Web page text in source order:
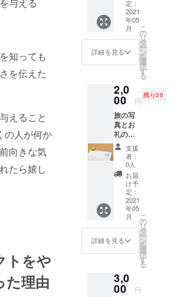
知っても
を伝えた
えること
の人が何か
向きな気
たら嬉し
トをや
た理由
お名前
をご記
入くだ
さい。
ム）を
記載。
移動す
る際
は、プ
レート
を持っ
て移動
す。 そ
のプ
レート
にお名
前を記
載しま
す。 備
考欄に
お名前
を入力
してく
ださ
い。 ※
支援
時、必
ず備考
欄にご
入くだ
さい。
定：
2021
年05
月
詳細を見る
こ
の
リ
タ
ー
ン
を
選
択
す
る
2,0
00 円
残り20
旅の写
真とお
礼の手
紙を郵
送 旅で
撮った
写真と
お礼の
手紙を
郵送し
ます。
（備考
欄に住
所もご
記載く
ださ
支援
者：
0人
お届
け予
定：
2021
年05
月
詳細を見る
こ
の
リ
タ
ー
ン
を
選
択
す
る
3,0
00 円